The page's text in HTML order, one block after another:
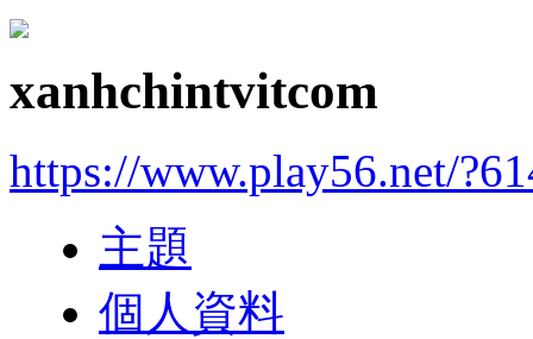
xanhchintvitcom
https://www.play56.net/
主題
個人資料